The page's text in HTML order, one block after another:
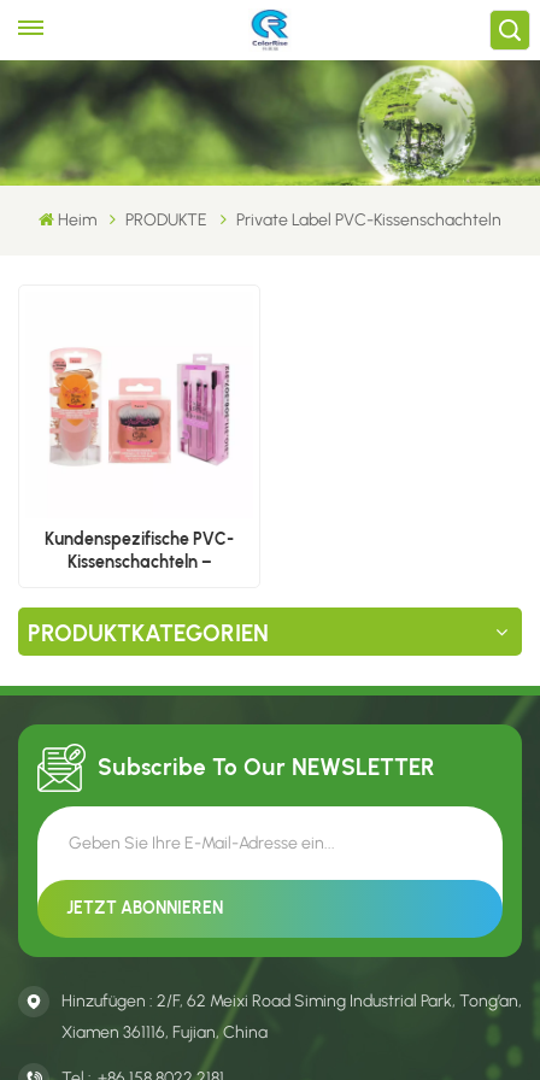
Heim PRODUKTE Private Label PVC-Kissenschachteln
Kundenspezifische PVC-
Kissenschachteln –
für Kosmetikschwämme
PRODUKTKATEGORIEN
Subscribe To Our NEWSLETTER
Hinzufügen : 2/F, 62 Meixi Road Siming Industrial Park, Tong’an,
Xiamen 361116, Fujian, China